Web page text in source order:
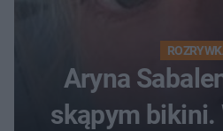
Aryna
skąpym bikini.